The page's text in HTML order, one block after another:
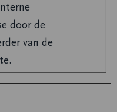
door de
van de